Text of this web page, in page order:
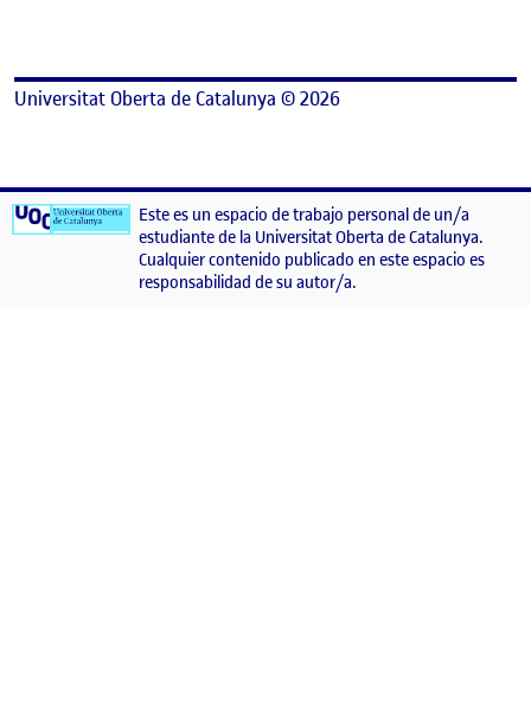
Universitat Oberta de Catalunya © 2026
Este es un espacio de trabajo personal de un/a
estudiante de la Universitat Oberta de Catalunya.
Cualquier contenido publicado en este espacio es
responsabilidad de su autor/a.